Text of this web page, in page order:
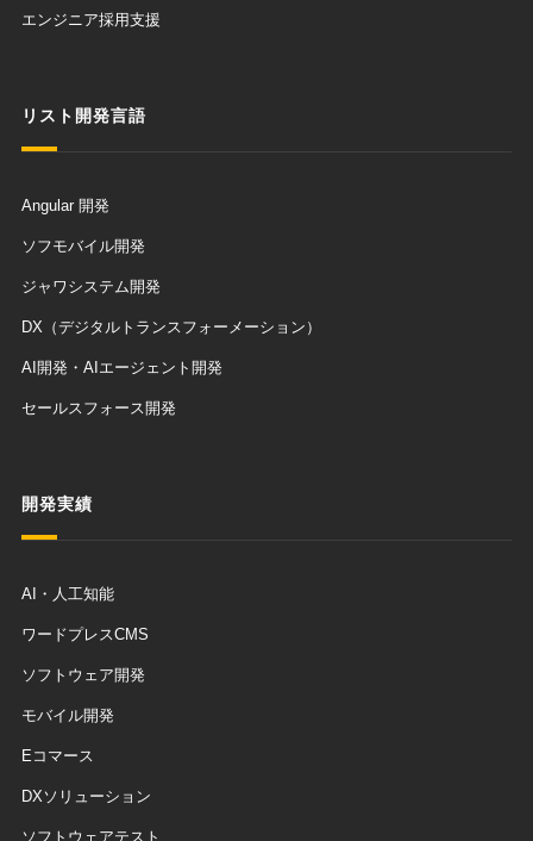
エンジニア採用支援
リスト開発言語
Angular 開発
ソフモバイル開発
ジャワシステム開発
DX（デジタルトランスフォーメーション）
AI開発・AIエージェント開発
セールスフォース開発
開発実績
AI・人工知能
ワードプレスCMS
ソフトウェア開発
モバイル開発
Eコマース
DXソリューション
ソフトウェアテスト